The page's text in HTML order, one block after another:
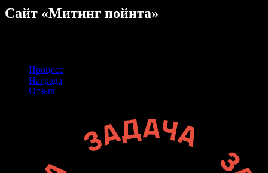
Сайт «Митинг пойнта»
Процесс
Награда
Отзыв